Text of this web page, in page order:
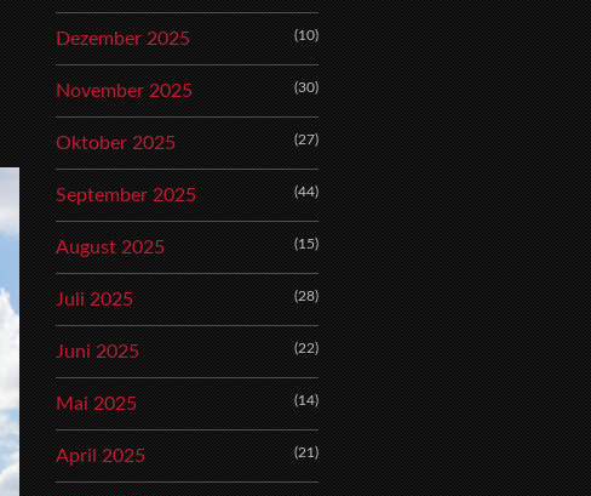
Dezember 2025 (10)
November 2025 (30)
Oktober 2025 (27)
September 2025 (44)
August 2025 (15)
Juli 2025 (28)
Juni 2025 (22)
Mai 2025 (14)
April 2025 (21)